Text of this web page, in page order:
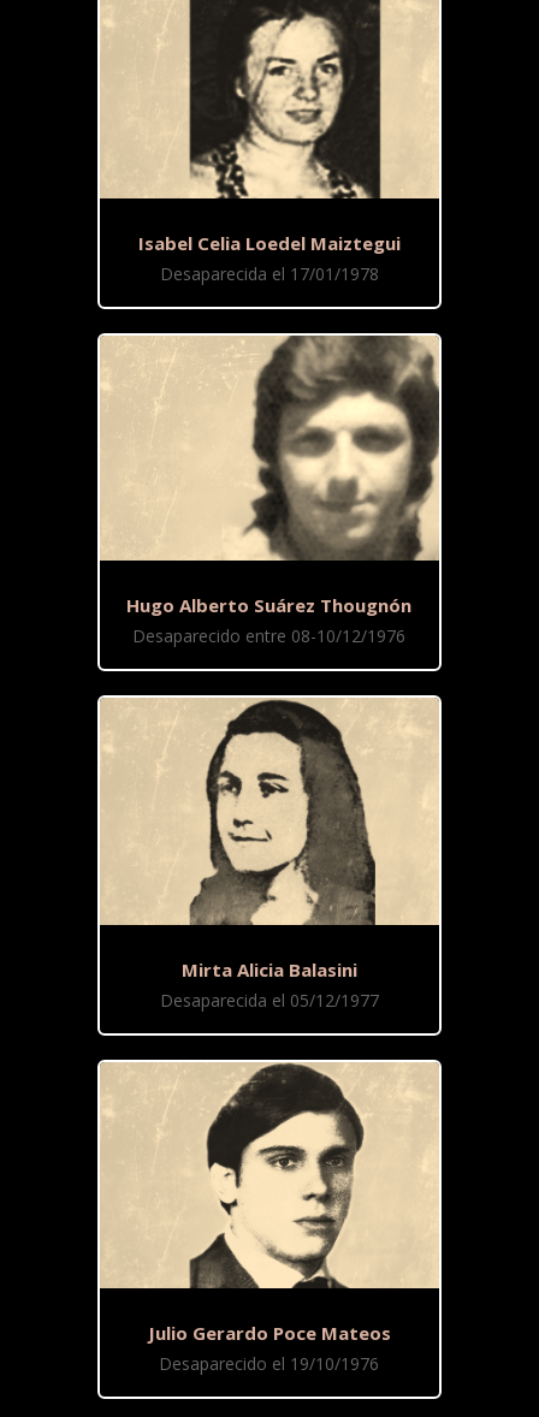
Isabel Celia Loedel Maiztegui
Desaparecida el 17/01/1978
Hugo Alberto Suárez Thougnón
Desaparecido entre 08-10/12/1976
Mirta Alicia Balasini
Desaparecida el 05/12/1977
Julio Gerardo Poce Mateos
Desaparecido el 19/10/1976